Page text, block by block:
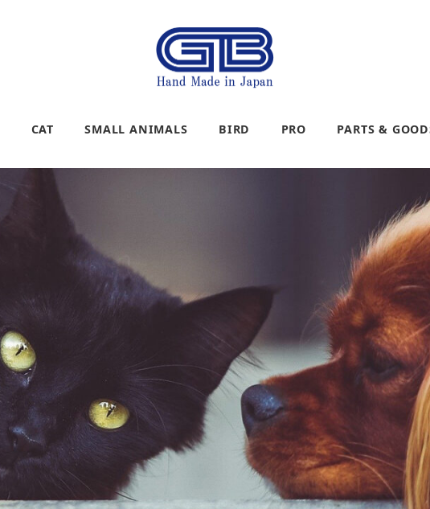
CAT SMALL ANIMALS BIRD PRO PARTS &